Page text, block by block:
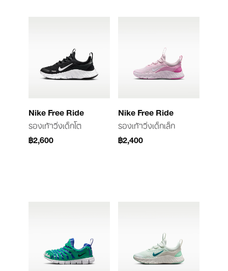
Nike Free Ride
รองเท้าวิ่งเด็กโต
฿2,600
Nike Free Ride
รองเท้าวิ่งเด็กเล็ก
฿2,400